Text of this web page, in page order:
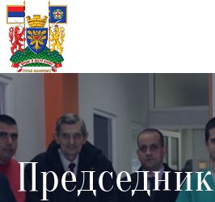
Насловна
самоуправа
Општинска
управа
Председник